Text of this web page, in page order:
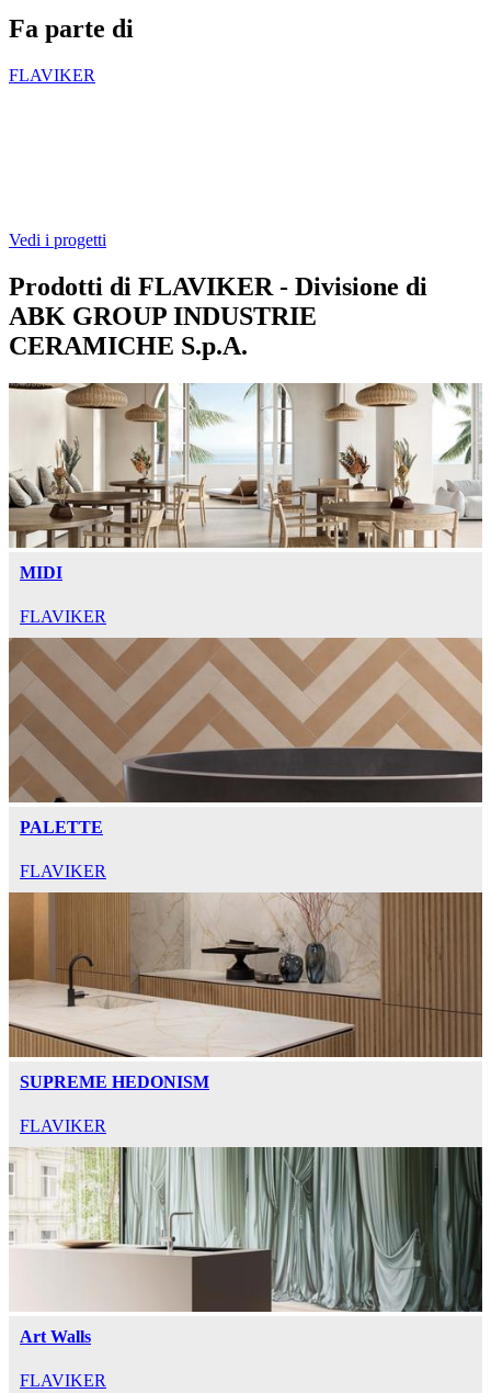
Fa parte di
FLAVIKER
Vedi i progetti
Prodotti di FLAVIKER - Divisione di
ABK GROUP INDUSTRIE
CERAMICHE S.p.A.
MIDI
FLAVIKER
PALETTE
FLAVIKER
SUPREME HEDONISM
FLAVIKER
Art Walls
FLAVIKER